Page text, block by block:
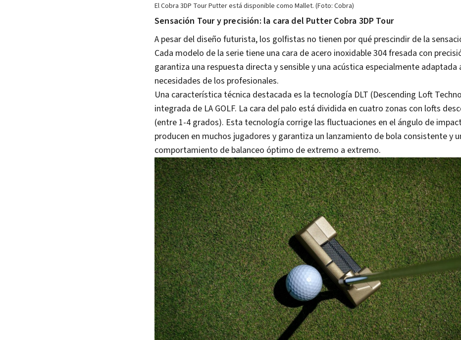
El Cobra 3DP Tour Putter está disponible como Mallet. (Foto: Cobra)
Sensación Tour y precisión: la cara del Putter Cobra 3DP Tour
A pesar del diseño futurista, los golfistas no tienen por qué prescindir de la
Cada modelo de la serie tiene una cara de acero inoxidable 304 fresada con
garantiza una respuesta directa y sensible y una acústica especialmente adaptada
necesidades de los profesionales.
Una característica técnica destacada es la tecnología DLT (Descending Loft
integrada de LA GOLF. La cara del palo está dividida en cuatro zonas con lofts
(entre 1-4 grados). Esta tecnología corrige las fluctuaciones en el ángulo de
producen en muchos jugadores y garantiza un lanzamiento de bola consistente y
comportamiento de balanceo óptimo de extremo a extremo.